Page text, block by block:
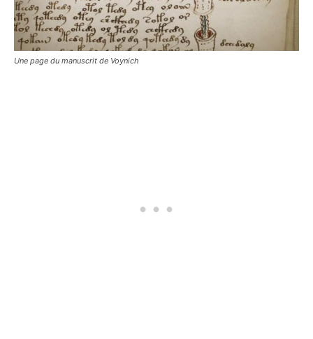
Une page du manuscrit de Voynich